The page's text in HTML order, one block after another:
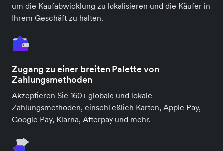
um die Kaufabwicklung zu lokalisieren und die Käufer in
Ihrem Geschäft zu halten.
Zugang zu einer breiten Palette von
Zahlungsmethoden
Akzeptieren Sie 160+ globale und lokale
Zahlungsmethoden, einschließlich Karten, Apple Pay,
Google Pay, Klarna, Afterpay und mehr.